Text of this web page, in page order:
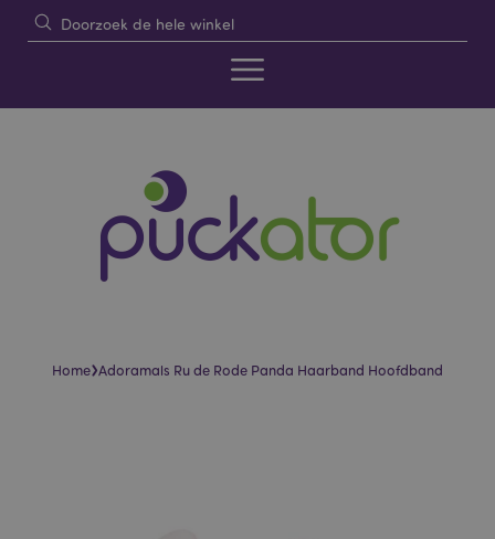
Home›Adoramals Ru de Rode Panda Haarband Hoofdband